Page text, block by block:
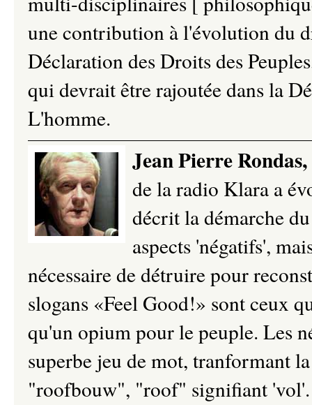
une contribution à l'évolution du
Déclaration des Droits des
qui devrait être rajoutée dans la
L'homme.
Jean Pierre Rondas,
de la radio Klara a
décrit la démarche
aspects 'négatifs',
nécessaire de détruire pour
slogans «Feel Good!» sont ceux
qu'un opium pour le peuple. Les
superbe jeu de mot, tranformant
"roofbouw", "roof" signifiant